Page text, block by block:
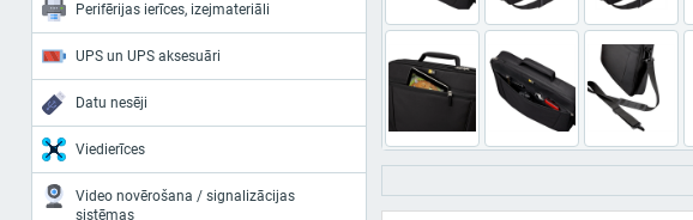
Perifērijas ierīces, izejmateriāli
UPS un UPS aksesuāri
Datu nesēji
Viedierīces
Video novērošana / signalizācijas
sistēmas